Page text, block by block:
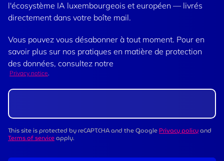
l'écosystème IA luxembourgeois et européen — livrés
directement dans votre boîte mail.
Vous pouvez vous désabonner à tout moment. Pour en
savoir plus sur nos pratiques en matière de protection
des données, consultez notre
Privacy notice.
This site is protected by reCAPTCHA and the GooglePrivacy policyand
Terms of serviceapply.